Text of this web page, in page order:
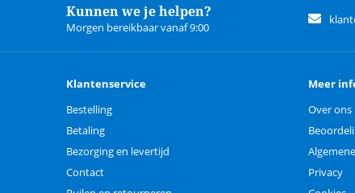
Kunnen we je helpen?
Morgen bereikbaar vanaf 9:00
Klantenservice
Bestelling
Betaling
Bezorging en levertijd
Contact
Meer
Over ons
Privacy